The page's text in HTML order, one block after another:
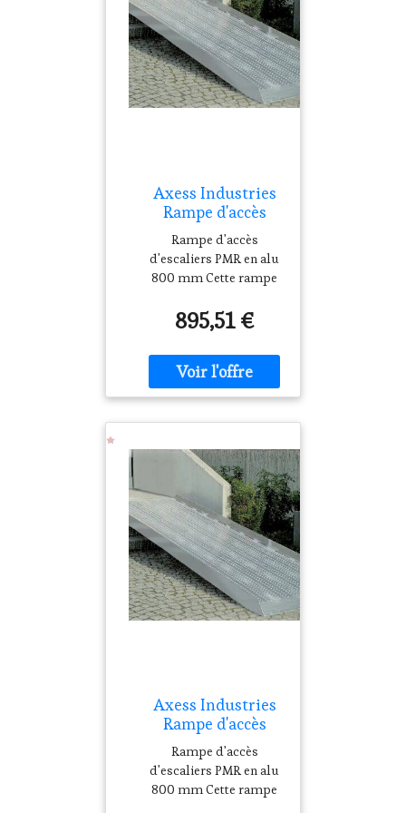
Axess Industries
Rampe d'accès
d'escaliers pour
PMR Long. 1505
mm Larg. 815 mm
Rampe d'accès
d'escaliers PMR en alu
800 mm Cette rampe
facilite le
franchissement de
marches et de
dénivelés pour les
personnes en fauteuil
recevant du public, les
collectivités, les
bâtiments tertiaires ou
les sites industriels.
Disponible...
895,51 €
Axess Industries
Rampe d'accès
d'escaliers pour
PMR Long. 3990
mm Larg. 815 mm
Rampe d'accès
d'escaliers PMR en alu
800 mm Cette rampe